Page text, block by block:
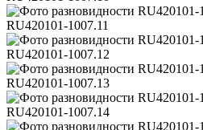
RU420101-1007.11
RU420101-1007.12
RU420101-1007.13
RU420101-1007.14